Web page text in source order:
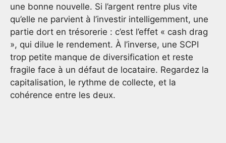
une bonne nouvelle. Si l’argent rentre plus vite
qu’elle ne parvient à l’investir intelligemment, une
partie dort en trésorerie : c’est l’effet « cash drag
», qui dilue le rendement. À l’inverse, une SCPI
trop petite manque de diversification et reste
fragile face à un défaut de locataire. Regardez la
capitalisation, le rythme de collecte, et la
cohérence entre les deux.